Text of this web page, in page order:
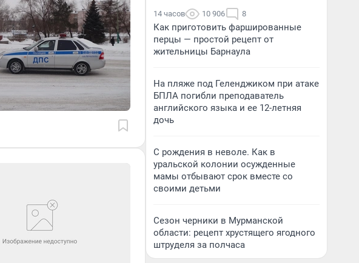
14 часов 10 906 8
Как приготовить фаршированные
перцы — простой рецепт от
жительницы Барнаула
На пляже под Геленджиком при атаке
БПЛА погибли преподаватель
английского языка и ее 12-летняя
дочь
С рождения в неволе. Как в
уральской колонии осужденные
мамы отбывают срок вместе со
своими детьми
Сезон черники в Мурманской
области: рецепт хрустящего ягодного
штруделя за полчаса